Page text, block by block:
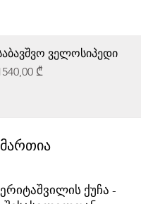
ველოსიპედი
₾
ქუჩა -